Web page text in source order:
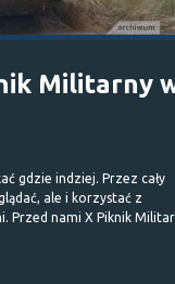
Militarny
gdzie indziej. Przez cały
ale i korzystać z
Przed nami X Piknik